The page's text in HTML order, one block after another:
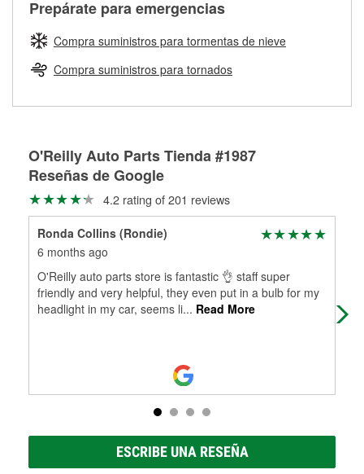
Herramientas de O'Reilly
pueden ser reutilizados, podemos ayudarte a encontrar las
partes de reemplazo correctas para tu reparación.
Rectificación de tambores y discos de freno
averiada o determina los acoplamientos y la longitud
adecuados para que te construyamos una nueva. O'Reilly
Auto Parts tiene las mangueras y los acoples adecuados
para reparar el sistema hidráulico de tu maquinaria
agrícola o de construcción.
Más información acerca del servicio de mangueras
Prepárate para emergencias
Compra suministros para tormentas de nieve
Compra suministros para tornados
O'Reilly Auto Parts Tienda #1987
Reseñas de Google
4.2 rating of 201 reviews
Ronda Collins (Rondie)
6 months ago
O'Reilly auto parts store is fantastic 👌 staff super
friendly and very helpful, they even put in a bulb for my
headlight in my car, seems li... Read More
ESCRIBE UNA RESEÑA